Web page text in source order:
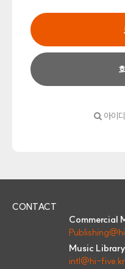
아이
CONTACT
Commercial
Music
intl@hi-five.kr